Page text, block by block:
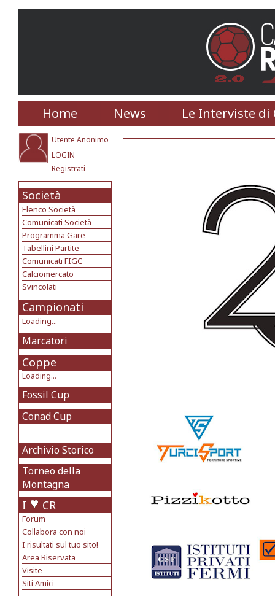
Home News Le Interviste di
Utente Anonimo
LOGIN
Registrati
Società
Elenco Società
Comunicati Società
Programma Gare
Tabellini Partite
Comunicati FIGC
Calciomercato
Svincolati
Campionati
Loading...
Marcatori
Coppe
Loading...
Fossil Cup
Conad Cup
Archivio Storico
Torneo della
Montagna
I CR
Forum
Collabora con noi
I risultati sul tuo sito!
Area Riservata
Visite
Siti Amici